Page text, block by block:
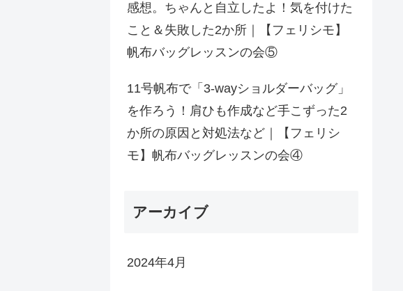
感想。ちゃんと自立したよ！気を付けた
こと＆失敗した2か所｜【フェリシモ】
帆布バッグレッスンの会⑤
11号帆布で「3-wayショルダーバッグ」
を作ろう！肩ひも作成など手こずった2
か所の原因と対処法など｜【フェリシ
モ】帆布バッグレッスンの会④
アーカイブ
2024年4月